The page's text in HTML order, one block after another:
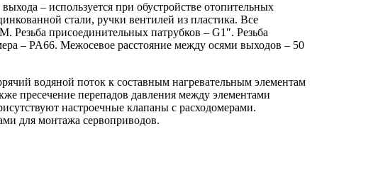
– используется при обустройстве отопительных
стали, ручки вентилей из пластика. Все
присоединительных патрубков – G1″. Резьба
– PA66. Межосевое расстояние между осями выходов – 50
водяной поток к составным нагревательным элементам
пресечение перепадов давления между элементами
настроечные клапаны с расходомерами.
для монтажа сервоприводов.